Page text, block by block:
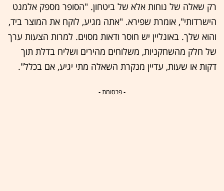
רק שאלה של נוחות אלא של ביטחון. "הסופר מספק אלמנט
הישרדותי", אומרת שפירא. "אתה מגיע, לוקח את המוצר ביד,
והוא שלך. באונליין יש חוסר ודאות מסוים. למרות הצעות ערך
של חלק מהשחקניות, משלוחים מהירים ושליח בדלת תוך
דקות או שעות, עדיין מנקרת השאלה מתי יגיע, אם בכלל".
- פרסומת -